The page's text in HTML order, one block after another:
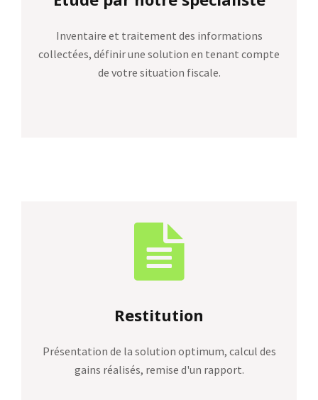
Inventaire et traitement des informations
collectées, définir une solution en tenant compte
de votre situation fiscale.
Restitution
Présentation de la solution optimum, calcul des
gains réalisés, remise d'un rapport.